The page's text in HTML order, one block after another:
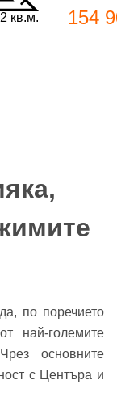
кв.м. 154
по поречието
най-големите
основните
с Центъра и